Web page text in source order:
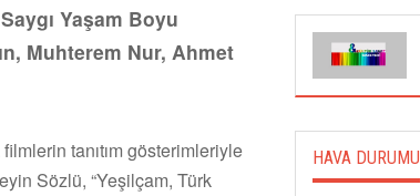
Yaşam Boyu
Muhterem Nur, Ahmet
tanıtım gösterimleriyle
Sözlü, “Yeşilçam, Türk
HAVA DURUMU